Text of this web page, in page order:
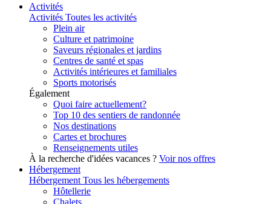
Activités
Activités Toutes les activités
Plein air
Culture et patrimoine
Saveurs régionales et jardins
Centres de santé et spas
Activités intérieures et familiales
Sports motorisés
Également
Quoi faire actuellement?
Top 10 des sentiers de randonnée
Nos destinations
Cartes et brochures
Renseignements utiles
À la recherche d'idées vacances ? Voir nos offres
Hébergement
Hébergement Tous les hébergements
Hôtellerie
Chalets